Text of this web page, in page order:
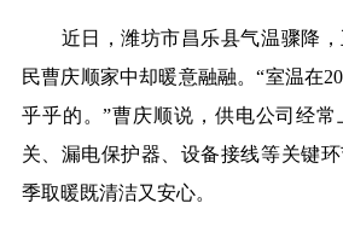
近日，潍坊市昌乐县气温骤降，
民曹庆顺家中却暖意融融。“室温在
乎乎的。”曹庆顺说，供电公司经
关、漏电保护器、设备接线等关键
季取暖既清洁又安心。